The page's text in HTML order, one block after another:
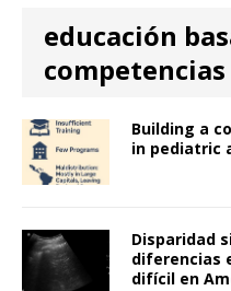
educación
competencias
Building a
in pediatric
Disparidad
diferencias
difícil en